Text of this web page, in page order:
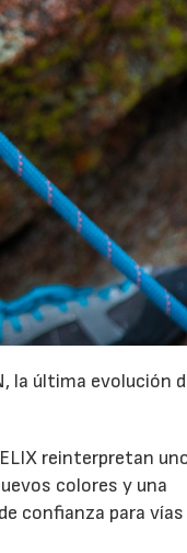
la última evolución
reinterpretan
colores y una
confianza para